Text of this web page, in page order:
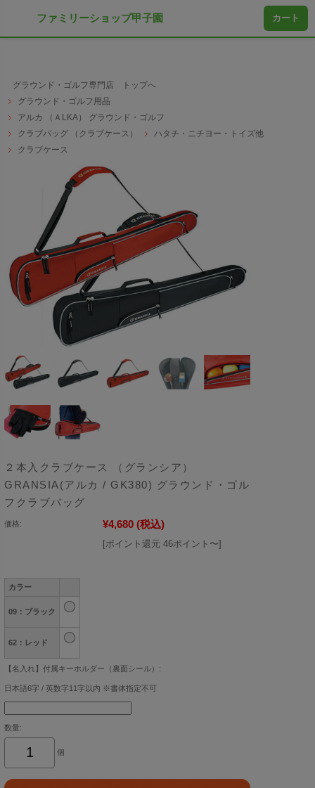
グラウンド・ゴルフ専門店 トップへ
グラウンド・ゴルフ用品
アルカ （ＡLKA） グラウンド・ゴルフ
クラブバッグ （クラブケース）
ハタチ・ニチヨー・トイズ他
クラブケース
２本入クラブケース （グランシア）
GRANSIA(アルカ / GK380) グラウンド・ゴル
フクラブバッグ
価格: ¥4,680 (税込)
[ポイント還元 46ポイント〜]
カラー
09：ブラック
62：レッド
【名入れ】付属キーホルダー（裏面シール）:
日本語6字 / 英数字11字以内 ※書体指定不可
数量:
個
ファミリーショップ甲子園 カート